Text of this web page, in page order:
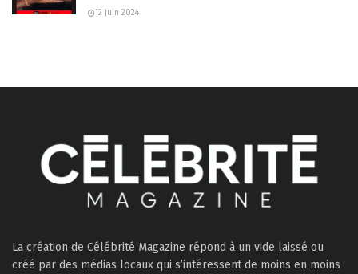
12 juin 2024
La création de Célébrité Magazine répond à un vide laissé ou
créé par des médias locaux qui s’intéressent de moins en moins